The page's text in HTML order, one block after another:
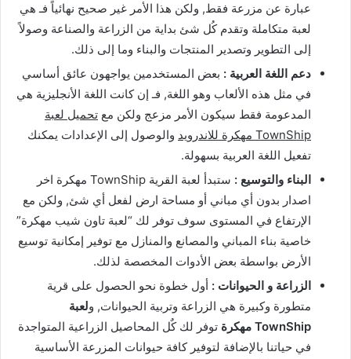
عبارة عن مزرعة فقط, ولكن هذا الأمر غير صحيح نهائياً فـ هي
لعبة متكاملة وتقدم كُل شئ بداية من الزراعة والصناعة وصولاً
إلى التطوير وتصدير المنتجات والبناء وما إلى ذلك.
دعم اللغة العربية : بعض المستخدمين يواجهون عائق أساسي
في مثل هذه الألعاب وهو اللغة, فـ إن كانت اللغة الأنجليزية هي
المدعومة فقط سيكون الأمر مزعج ولكن مع تحميل لعبة
TownShip مهكرة للاندرويد
والوصول إلى الإعدادات يمكنك
تفعيل اللغة العربية بسهولة.
البناء والتوسيع :
ستبدأ لعبة القرية TownShip مهكرة اخر
اصدار بدون أي مباني أو مساحة ارض لفعل أي شئ, ولكن مع
الإرتفاع في المستوى سوف توفر لك “لعبة تاون شيب مهكرة”
خاصية بناء المباني والمصانع والمنازل مع توفير إمكانية توسيع
الأرض بواسطة بعض الأدوات المخصصة لذلك.
الزراعة و الحيوانات : أول خطوة نحو الحصول على قرية
متطورة وكبيرة هي الزراعة وتربية الحيوانات, ولعبة
TownShip مهكرة
توفر لك كٌل المحاصيل الزراعية المتواجدة
في حياتنا بالإضافة لتوفير كافة حيوانات المزرعة الأساسية